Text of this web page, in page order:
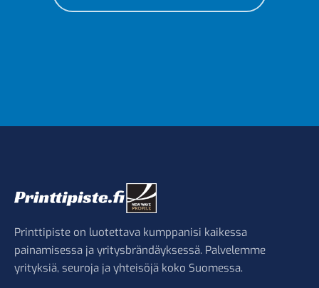
Printtipiste on luotettava kumppanisi kaikessa
painamisessa ja yritysbrändäyksessä. Palvelemme
yrityksiä, seuroja ja yhteisöjä koko Suomessa.